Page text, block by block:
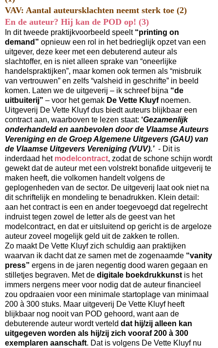
VAV: Aantal auteursklachten neemt sterk toe (2)
En de auteur? Hij kan de POD op! (3)
In dit tweede praktijkvoorbeeld speelt “printing on
demand” opnieuw een rol in het bedrieglijk opzet van een
uitgever, deze keer met een debuterend auteur als
slachtoffer, en is niet alleen sprake van “oneerlijke
handelspraktijken”, maar komen ook termen als “misbruik
van vertrouwen” en zelfs “valsheid in geschrifte” in beeld
komen. Laten we de uitgeverij – ik schreef bijna “de
uitbuiterij” – voor het gemak De Vette Kluyf noemen.
Uitgeverij De Vette Kluyf dus biedt auteurs blijkbaar een
contract aan, waarboven te lezen staat: ‘Gezamenlijk
onderhandeld en aanbevolen door de Vlaamse Auteurs
Vereniging en de Groep Algemene Uitgevers (GAU) van
de Vlaamse Uitgevers Vereniging (VUV).’ - Dit is
inderdaad het modelcontract, zodat de schone schijn wordt
gewekt dat de auteur met een volstrekt bonafide uitgeverij te
maken heeft, die volkomen handelt volgens de
geplogenheden van de sector. De uitgeverij laat ook niet na
dit schriftelijk en mondeling te benadrukken. Klein detail:
aan het contract is een en ander toegevoegd dat regelrecht
indruist tegen zowel de letter als de geest van het
modelcontract, en dat er uitsluitend op gericht is de argeloze
auteur zoveel mogelijk geld uit de zakken te rollen.
Zo maakt De Vette Kluyf zich schuldig aan praktijken
waarvan ik dacht dat ze samen met de zogenaamde “vanity
press” ergens in de jaren negentig dood waren gegaan en
stilletjes begraven. Met de digitale boekdrukkunst is het
immers nergens meer voor nodig dat de auteur financieel
zou opdraaien voor een minimale startoplage van minimaal
200 à 300 stuks. Maar uitgeverij De Vette Kluyf heeft
blijkbaar nog nooit van POD gehoord, want aan de
debuterende auteur wordt verteld dat hij/zij alleen kan
uitgegeven worden als hij/zij zich vooraf 200 à 300
exemplaren aanschaft. Dat is volgens De Vette Kluyf nu